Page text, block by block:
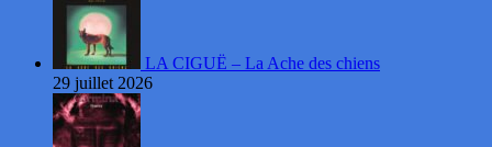
LA CIGUË – La Ache des chiens
29 juillet 2026